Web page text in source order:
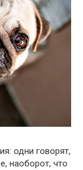
одни говорят,
наоборот, что